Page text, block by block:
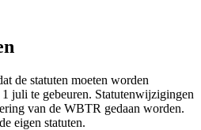
de statuten moeten worden
juli te gebeuren. Statutenwijzigingen
van de WBTR gedaan worden.
eigen statuten.